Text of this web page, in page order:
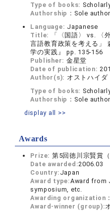
Type of books:
Authorship： Sole author
Language: Japanese
Title:
「〈国語〉 vs. 〈
言語教育政策を考える」
学の実践』 pp. 135-156
Publisher: 金星堂
Date of publication:
Author(s): オストハイ
Type of books:
Authorship： Sole author
display all >>
Awards
Prize: 第5回徳川宗賢賞（
Date awarded:2006.03
Country: Japan
Award type:Award from
symposium, etc.
Awarding organization
Award-winner (group):